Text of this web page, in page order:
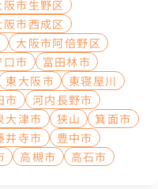
阪市生野区
阪市西成区
大阪市阿倍野区
口市
富田林市
東大阪市
東寝屋川
市
河内長野市
大津市 狭山
箕面市
井寺市
豊中市
高槻市 高石市